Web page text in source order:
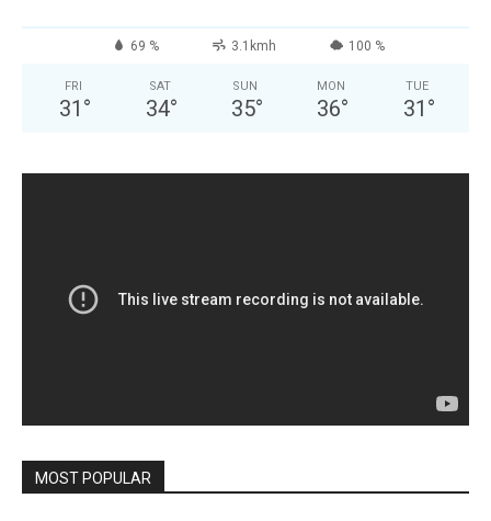
69 % 3.1kmh 100 %
FRI
31 °
SAT
34°
SUN
35°
MON
36°
TUE
31 °
MOST POPULAR